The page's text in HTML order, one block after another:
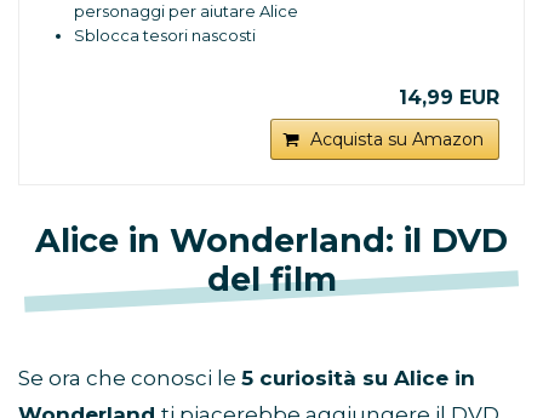
personaggi per aiutare Alice
Sblocca tesori nascosti
14,99 EUR
Acquista su Amazon
Alice in Wonderland: il DVD
del film
Se ora che conosci le 5 curiosità su Alice in